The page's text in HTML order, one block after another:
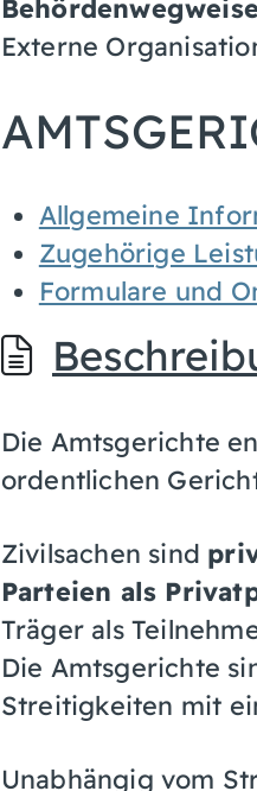
Externe
Allgemeine
Zugehörige
Formulare und
Die Amtsgerichte
ordentlichen
Zivilsachen sind
Parteien als
Träger als
Die Amtsgerichte
Streitigkeiten mit
Unabhängig vom